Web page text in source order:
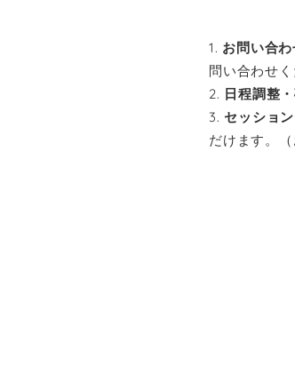
お問い合わ
問い合わせく
日程調整
セッショ
だけます。